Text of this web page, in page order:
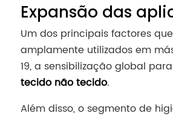
Expansão das
Um dos principais factores
amplamente utilizados em
19, a sensibilização global
tecido não tecido.
Além disso, o segmento de